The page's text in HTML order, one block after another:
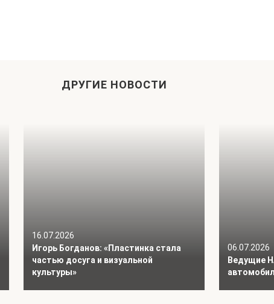
ДРУГИЕ НОВОСТИ
16.07.2026
Игорь Богданов: «Пластинка стала
частью досуга и визуальной
культуры»
06.07.2026
Ведущие